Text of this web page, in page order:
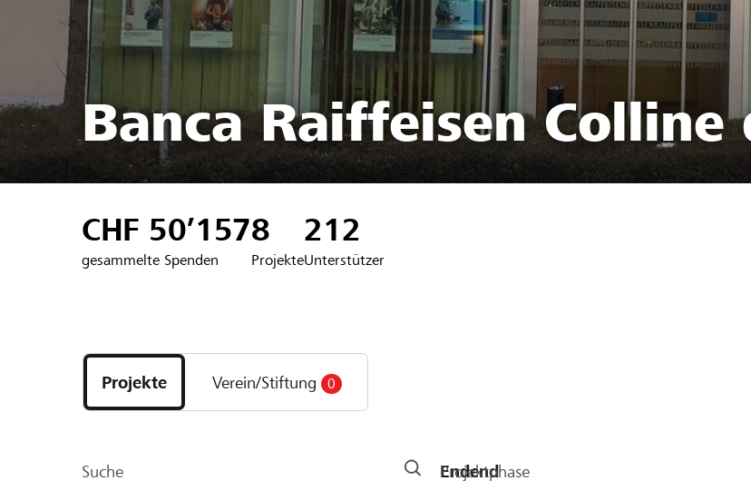
Banca Raiffeisen Colline
CHF 50’157
gesammelte Spenden
8
Projekte
212
Unterstützer
Projekte
und
Organisationen
Projekte Verein/Stiftung 0
Suche Projektphase